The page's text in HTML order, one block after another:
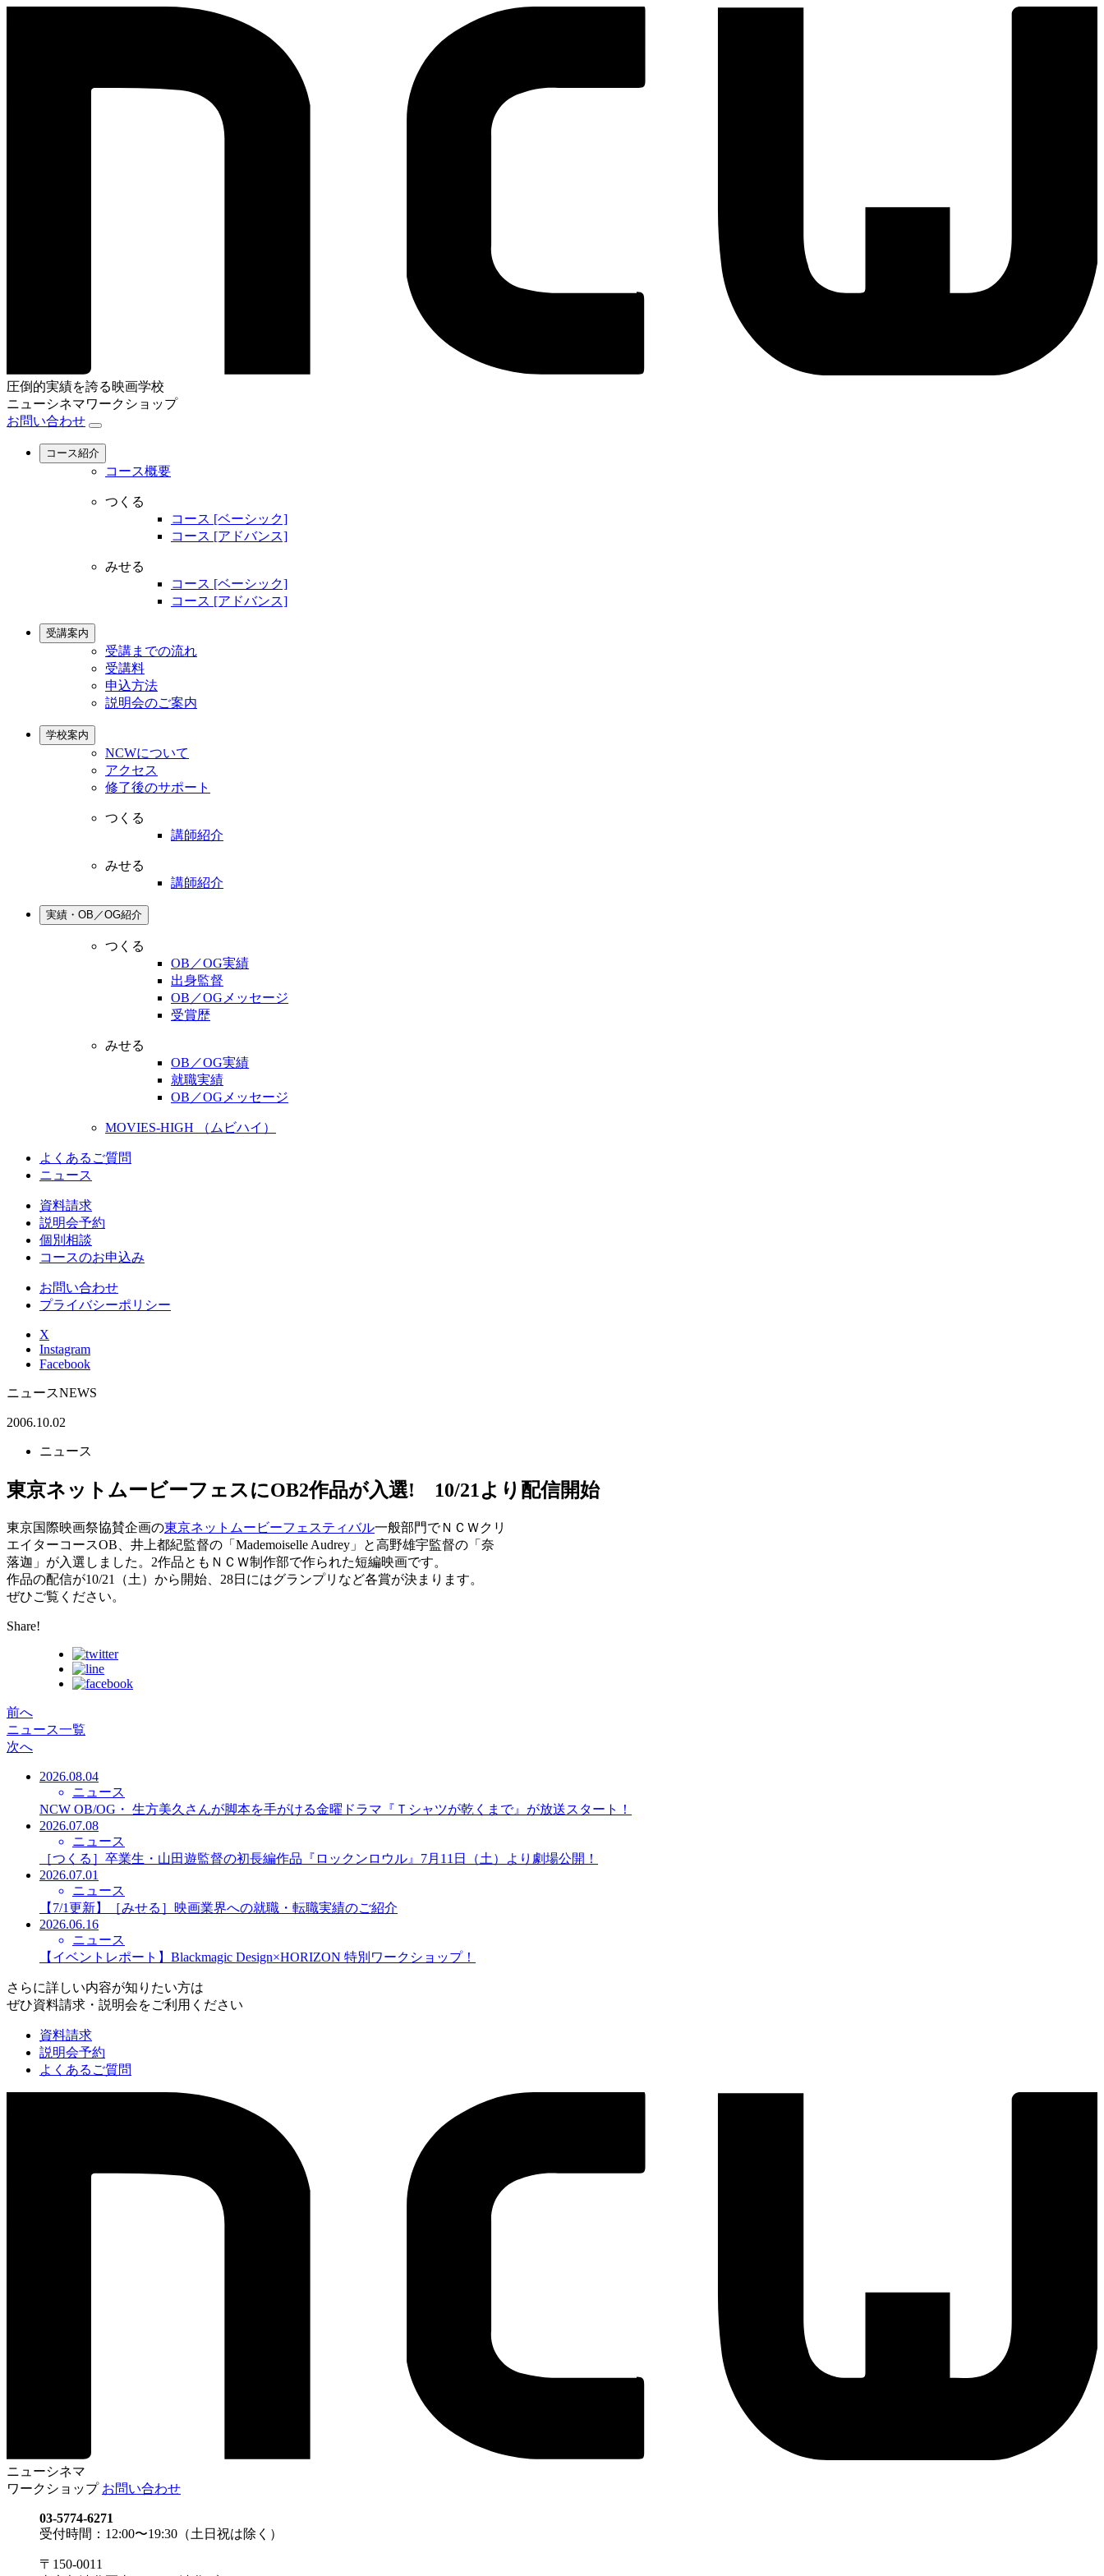
圧倒的実績を誇る映画学校
ニューシネマワークショップ
お問い合わせ
コース紹介
コース概要
つくる
コース [ベーシック]
コース [アドバンス]
みせる
コース [ベーシック]
コース [アドバンス]
受講案内
受講までの流れ
受講料
申込方法
説明会のご案内
学校案内
NCWについて
アクセス
修了後のサポート
つくる
講師紹介
みせる
講師紹介
実績・OB／OG紹介
つくる
OB／OG実績
出身監督
OB／OGメッセージ
受賞歴
みせる
OB／OG実績
就職実績
OB／OGメッセージ
MOVIES-HIGH （ムビハイ）
よくあるご質問
ニュース
資料請求
説明会予約
個別相談
コースのお申込み
お問い合わせ
プライバシーポリシー
X
Instagram
Facebook
ニュースNEWS
2006.10.02
ニュース
東京ネットムービーフェスにOB2作品が入選! 10/21より配信開始
東京国際映画祭協賛企画の東京ネットムービーフェスティバル一般部門でＮＣＷクリ
エイターコースOB、井上都紀監督の「Mademoiselle Audrey」と高野雄宇監督の「奈
落迦」が入選しました。2作品ともＮＣＷ制作部で作られた短編映画です。
作品の配信が10/21（土）から開始、28日にはグランプリなど各賞が決まります。
ぜひご覧ください。
Share!
前へ
ニュース一覧
次へ
2026.08.04
ニュース
NCW OB/OG・ 生方美久さんが脚本を手がける金曜ドラマ『Ｔシャツが乾くまで』が放送スタート！
2026.07.08
ニュース
［つくる］卒業生・山田遊監督の初長編作品『ロックンロウル』7月11日（土）より劇場公開！
2026.07.01
ニュース
【7/1更新】［みせる］映画業界への就職・転職実績のご紹介
2026.06.16
ニュース
【イベントレポート】Blackmagic Design×HORIZON 特別ワークショップ！
さらに詳しい内容が知りたい方は
ぜひ資料請求・説明会をご利用ください
資料請求
説明会予約
よくあるご質問
ニューシネマ
ワークショップ お問い合わせ
03-5774-6271
受付時間：12:00〜19:30（土日祝は除く）
〒150-0011